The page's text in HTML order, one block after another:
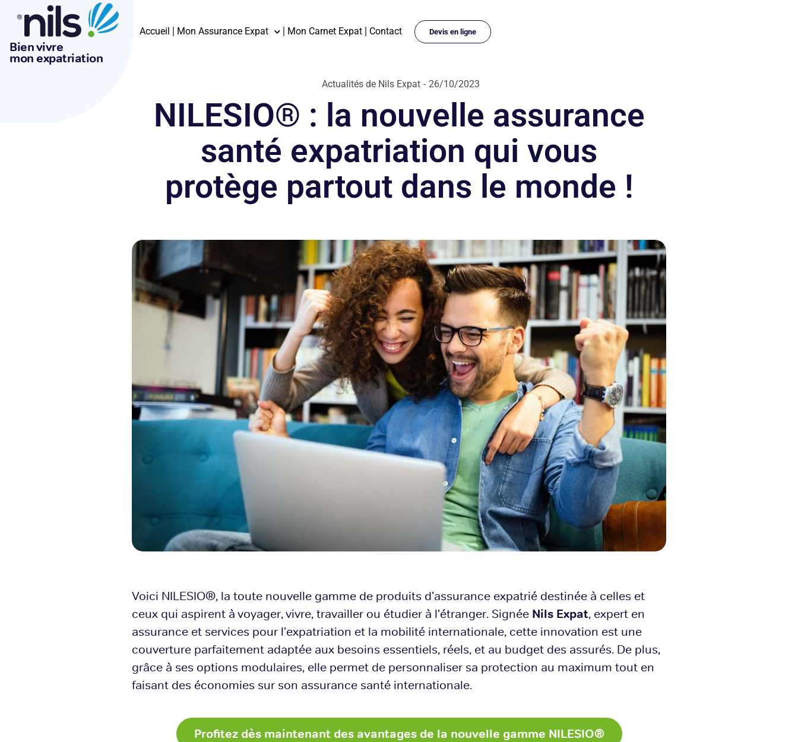
Bien vivre
mon expatriation
Accueil Mon Assurance Expat Mon Carnet Expat Contact Devis en ligne
Actualités de Nils Expat - 26/10/2023
NILESIO® : la nouvelle assurance
santé expatriation qui vous
protège partout dans le monde !
Voici NILESIO®, la toute nouvelle gamme de produits d’assurance expatrié destinée à celles et
ceux qui aspirent à voyager, vivre, travailler ou étudier à l’étranger. Signée Nils Expat, expert en
assurance et services pour l’expatriation et la mobilité internationale, cette innovation est une
couverture parfaitement adaptée aux besoins essentiels, réels, et au budget des assurés. De plus,
grâce à ses options modulaires, elle permet de personnaliser sa protection au maximum tout en
faisant des économies sur son assurance santé internationale.
Profitez dès maintenant des avantages de la nouvelle gamme NILESIO®